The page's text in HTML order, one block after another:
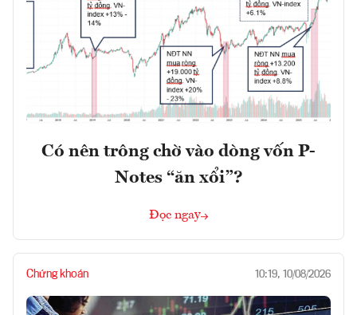
Có nên trông chờ vào dòng vốn P-
Notes “ăn xổi”?
Đọc ngay
Chứng khoán 10:19, 10/08/2026